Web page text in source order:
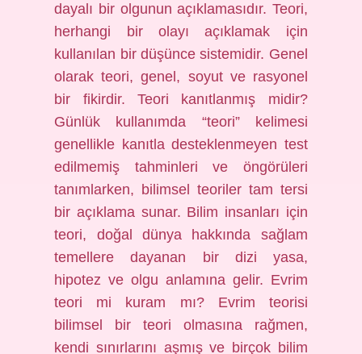
dayalı bir olgunun açıklamasıdır. Teori,
herhangi bir olayı açıklamak için
kullanılan bir düşünce sistemidir. Genel
olarak teori, genel, soyut ve rasyonel
bir fikirdir. Teori kanıtlanmış midir?
Günlük kullanımda “teori” kelimesi
genellikle kanıtla desteklenmeyen test
edilmemiş tahminleri ve öngörüleri
tanımlarken, bilimsel teoriler tam tersi
bir açıklama sunar. Bilim insanları için
teori, doğal dünya hakkında sağlam
temellere dayanan bir dizi yasa,
hipotez ve olgu anlamına gelir. Evrim
teori mi kuram mı? Evrim teorisi
bilimsel bir teori olmasına rağmen,
kendi sınırlarını aşmış ve birçok bilim